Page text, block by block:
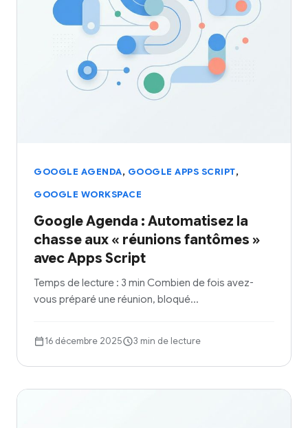
GOOGLE AGENDA, GOOGLE APPS SCRIPT,
GOOGLE WORKSPACE
Google Agenda : Automatisez la
chasse aux « réunions fantômes »
avec Apps Script
Temps de lecture : 3 min Combien de fois avez-
vous préparé une réunion, bloqué…
16 décembre 2025 3 min de lecture